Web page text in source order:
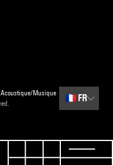
Acoustique/Musique
🇫🇷 FR